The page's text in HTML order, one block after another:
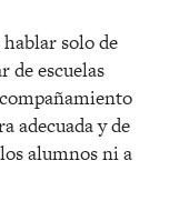
solo de
de escuelas
adecuada y de
alumnos ni a